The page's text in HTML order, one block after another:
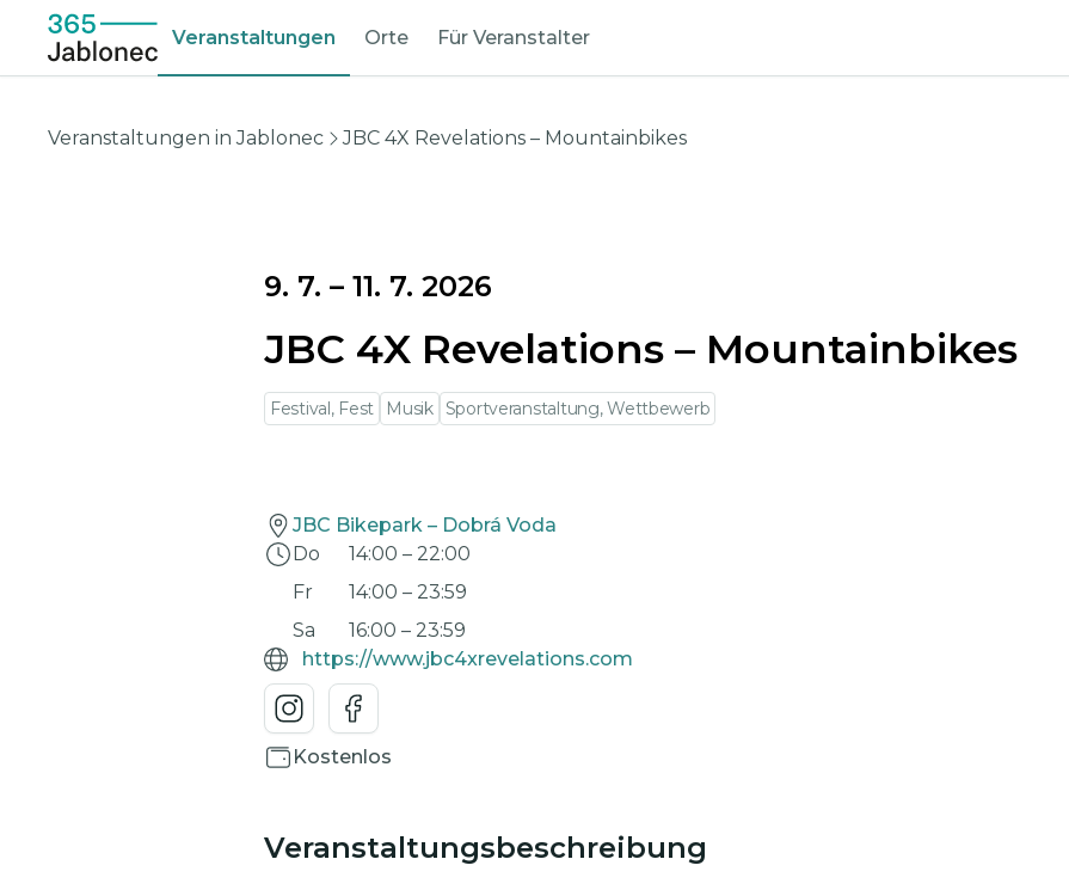
Veranstaltungen Orte Für Veranstalter
Veranstaltungen in Jablonec JBC 4X Revelations – Mountainbikes
9. 7. – 11. 7. 2026
JBC 4X Revelations – Mountainbikes
Festival, Fest Musik Sportveranstaltung, Wettbewerb
JBC Bikepark – Dobrá Voda
Do
14:00 – 22:00
Fr
14:00 – 23:59
Sa
16:00 – 23:59
https://www.jbc4xrevelations.com
Kostenlos
Veranstaltungsbeschreibung